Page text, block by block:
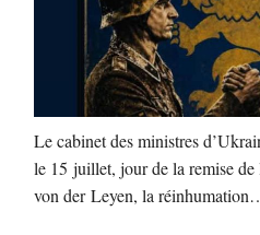
Le cabinet des ministres
le 15 juillet, jour de la remise de
von der Leyen, la